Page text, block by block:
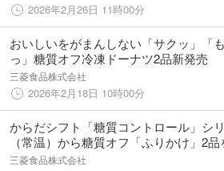
2026年2月26日 11時00分
おいしいをがまんしない「サクッ」「
っ」糖質オフ冷凍ドーナツ2品新発売
三菱食品株式会社
2026年2月18日 10時00分
からだシフト「糖質コントロール」シ
（常温）から糖質オフ「ふりかけ」2品
売！
三菱食品株式会社